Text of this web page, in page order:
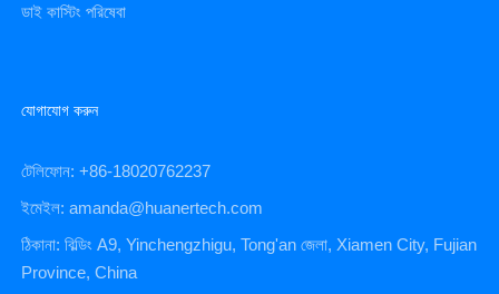
ডাই কাস্টিং পরিষেবা
যোগাযোগ করুন
টেলিফোন: +86-18020762237
ইমেইল: amanda@huanertech.com
ঠিকানা: বিল্ডিং A9, Yinchengzhigu, Tong'an জেলা, Xiamen City, Fujian
Province, China